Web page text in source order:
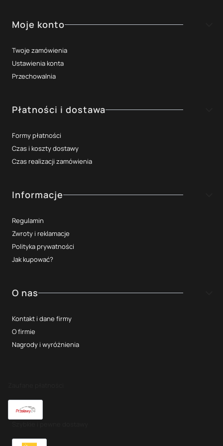
Moje konto
Twoje zamówienia
Ustawienia konta
Przechowalnia
Płatności i dostawa
Formy płatności
Czas i koszty dostawy
Czas realizacji zamówienia
Informacje
Regulamin
Zwroty i reklamacje
Polityka prywatności
Jak kupować?
O nas
Kontakt i dane firmy
O firmie
Nagrody i wyróżnienia